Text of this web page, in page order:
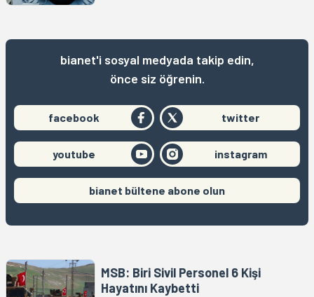
bianet'i sosyal medyada takip edin,
önce siz öğrenin.
facebook twitter
youtube instagram
bianet bültene abone olun
MSB: Biri Sivil Personel 6 Kişi
Hayatını Kaybetti